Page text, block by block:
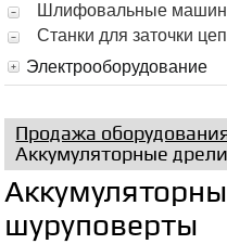
Шлифовальные
Станки для заточки
Электрооборудование
Продажа
Аккумуляторные
шуруповерты